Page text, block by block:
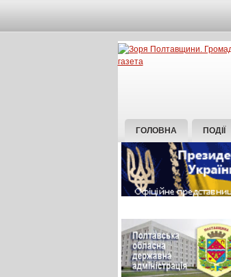
ГОЛОВНА ПОДІЇ